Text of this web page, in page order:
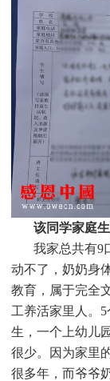
该同学家庭
我家总共有9
动不了，奶奶身
教育，属于完全
工养活家里人。
生，一个上幼儿
很少。因为家里
很多年，而爷爷